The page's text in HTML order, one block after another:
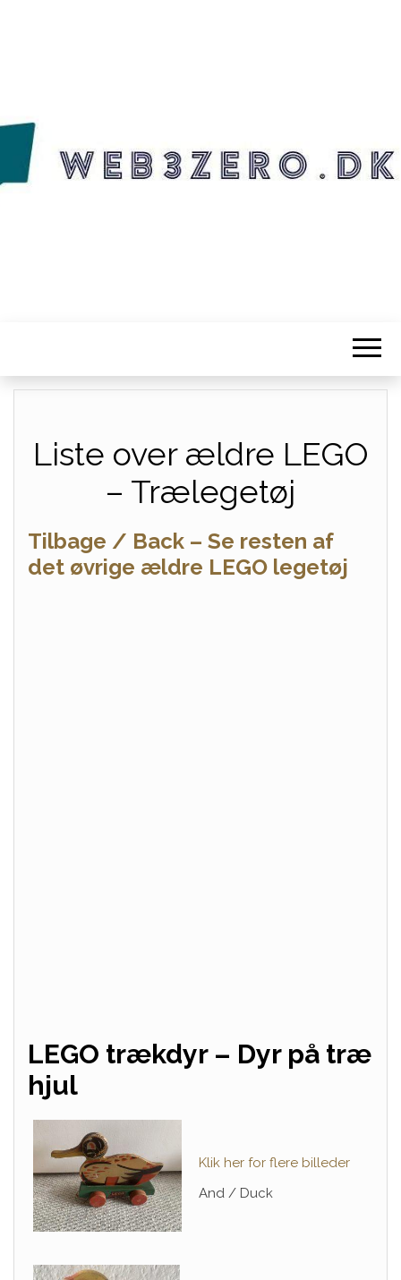
WEB3ZERO.DK
Web3zero.dk
Liste over ældre LEGO
– Trælegetøj
Tilbage / Back – Se resten af
det øvrige ældre LEGO legetøj
LEGO trækdyr – Dyr på træ
hjul
Klik her for flere billeder
And / Duck